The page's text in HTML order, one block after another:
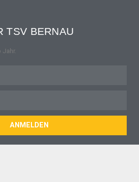
TSV BERNAU
Jahr.
ANMELDEN